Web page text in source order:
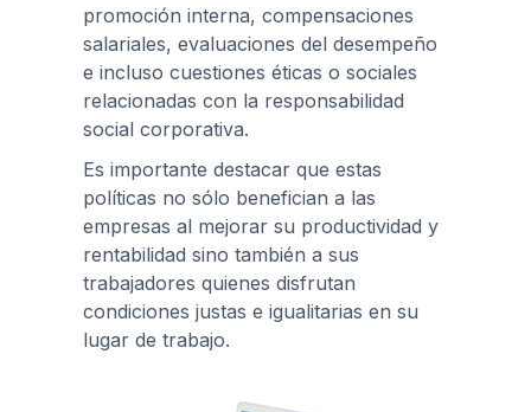
promoción interna, compensaciones
salariales, evaluaciones del desempeño
e incluso cuestiones éticas o sociales
relacionadas con la responsabilidad
social corporativa.
Es importante destacar que estas
políticas no sólo benefician a las
empresas al mejorar su productividad y
rentabilidad sino también a sus
trabajadores quienes disfrutan
condiciones justas e igualitarias en su
lugar de trabajo.